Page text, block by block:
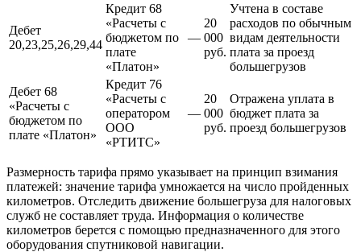
Дебет
20,23,25,26,29,44
Кредит 68
«Расчеты с
бюджетом по
плате
«Платон»
—
20
000
руб.
Учтена в составе
расходов по обычным
видам деятельности
плата за проезд
большегрузов
Дебет 68
«Расчеты с
бюджетом по
плате «Платон»
Кредит 76
«Расчеты с
оператором
ООО
«РТИТС»
—
20
000
руб.
Отражена уплата в
бюджет плата за
проезд большегрузов
Размерность тарифа прямо указывает на принцип взимания
платежей: значение тарифа умножается на число пройденных
километров. Отследить движение большегруза для налоговых
служб не составляет труда. Информация о количестве
километров берется с помощью предназначенного для этого
оборудования спутниковой навигации.